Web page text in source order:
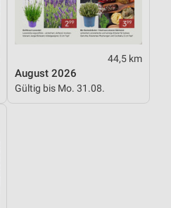
44,5 km
August 2026
Gültig bis Mo. 31.08.